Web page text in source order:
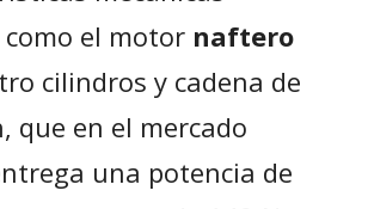
el motor naftero
cilindros y cadena de
que en el mercado
una potencia de